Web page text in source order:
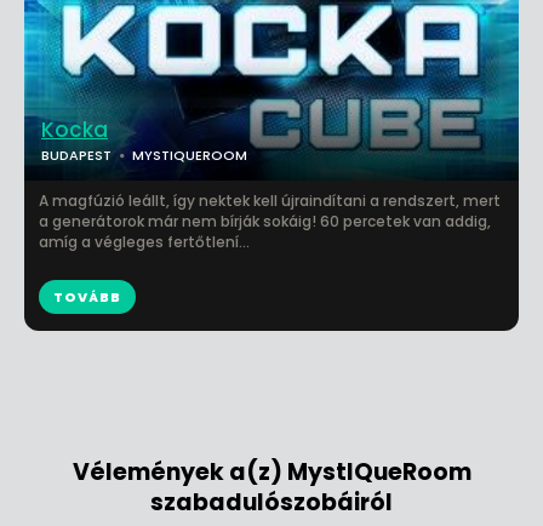
Kocka
BUDAPEST MYSTIQUEROOM
A magfúzió leállt, így nektek kell újraindítani a rendszert, mert
a generátorok már nem bírják sokáig! 60 percetek van addig,
amíg a végleges fertőtlení...
TOVÁBB
Vélemények a(z) MystIQueRoom
szabadulószobáiról